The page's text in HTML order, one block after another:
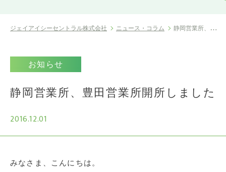
ジェイアイシーセントラル株式会社 ニュース・コラム 静岡営業所、豊田営業所開所しました
お知らせ
静岡営業所、豊田営業所開所しました
2016.12.01
みなさま、こんにちは。